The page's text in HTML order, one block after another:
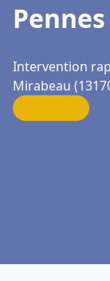
Intervention
Mirabeau